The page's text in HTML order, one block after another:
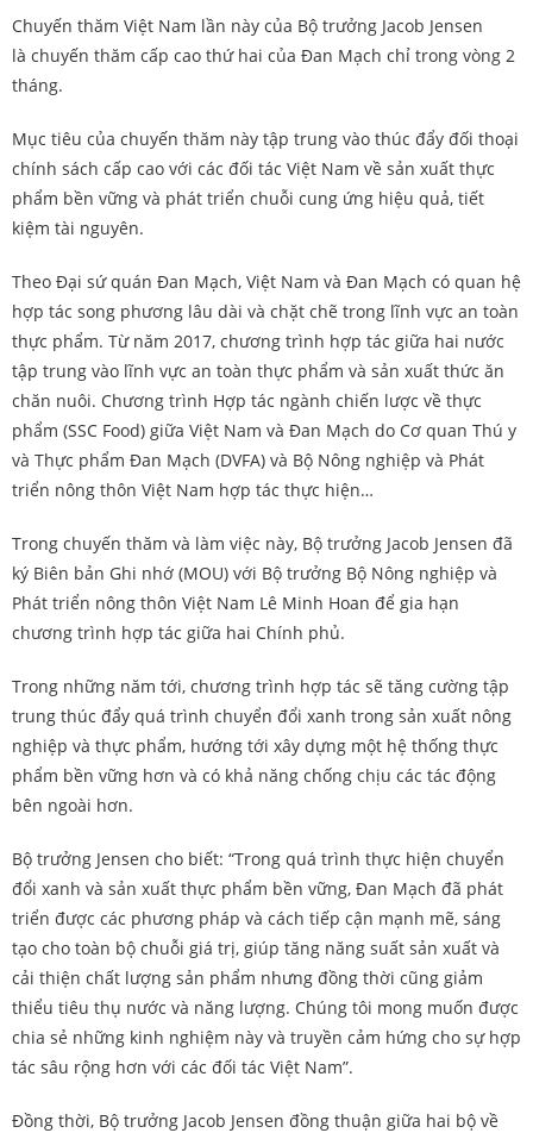
Chuyến thăm Việt Nam lần này của Bộ trưởng Jacob Jensen
là chuyến thăm cấp cao thứ hai của Đan Mạch chỉ trong vòng 2
tháng.
Mục tiêu của chuyến thăm này tập trung vào thúc đẩy đối thoại
chính sách cấp cao với các đối tác Việt Nam về sản xuất thực
phẩm bền vững và phát triển chuỗi cung ứng hiệu quả, tiết
kiệm tài nguyên.
Theo Đại sứ quán Đan Mạch, Việt Nam và Đan Mạch có quan hệ
hợp tác song phương lâu dài và chặt chẽ trong lĩnh vực an toàn
thực phẩm. Từ năm 2017, chương trình hợp tác giữa hai nước
tập trung vào lĩnh vực an toàn thực phẩm và sản xuất thức ăn
chăn nuôi. Chương trình Hợp tác ngành chiến lược về thực
phẩm (SSC Food) giữa Việt Nam và Đan Mạch do Cơ quan Thú y
và Thực phẩm Đan Mạch (DVFA) và Bộ Nông nghiệp và Phát
triển nông thôn Việt Nam hợp tác thực hiện…
Trong chuyến thăm và làm việc này, Bộ trưởng Jacob Jensen đã
ký Biên bản Ghi nhớ (MOU) với Bộ trưởng Bộ Nông nghiệp và
Phát triển nông thôn Việt Nam Lê Minh Hoan để gia hạn
chương trình hợp tác giữa hai Chính phủ.
Trong những năm tới, chương trình hợp tác sẽ tăng cường tập
trung thúc đẩy quá trình chuyển đổi xanh trong sản xuất nông
nghiệp và thực phẩm, hướng tới xây dựng một hệ thống thực
phẩm bền vững hơn và có khả năng chống chịu các tác động
bên ngoài hơn.
Bộ trưởng Jensen cho biết: “Trong quá trình thực hiện chuyển
đổi xanh và sản xuất thực phẩm bền vững, Đan Mạch đã phát
triển được các phương pháp và cách tiếp cận mạnh mẽ, sáng
tạo cho toàn bộ chuỗi giá trị, giúp tăng năng suất sản xuất và
cải thiện chất lượng sản phẩm nhưng đồng thời cũng giảm
thiểu tiêu thụ nước và năng lượng. Chúng tôi mong muốn được
chia sẻ những kinh nghiệm này và truyền cảm hứng cho sự hợp
tác sâu rộng hơn với các đối tác Việt Nam”.
Đồng thời, Bộ trưởng Jacob Jensen đồng thuận giữa hai bộ về